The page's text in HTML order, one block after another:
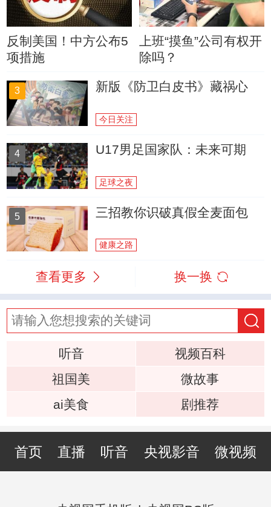
反制美国！中方公布5
项措施
上班“摸鱼”公司有权开
除吗？
3 新版《防卫白皮书》藏祸心
今日关注
4 U17男足国家队：未来可期
足球之夜
5 三招教你识破真假全麦面包
健康之路
查看更多 换一换
听音
视频百科
祖国美
微故事
ai美食
剧推荐
首页 直播 听音 央视影音 微视频